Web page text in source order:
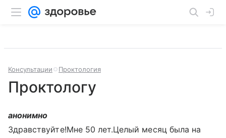
Консультации Проктология
Проктологу
анонимно
Здравствуйте!Мне 50 лет.Целый месяц была на